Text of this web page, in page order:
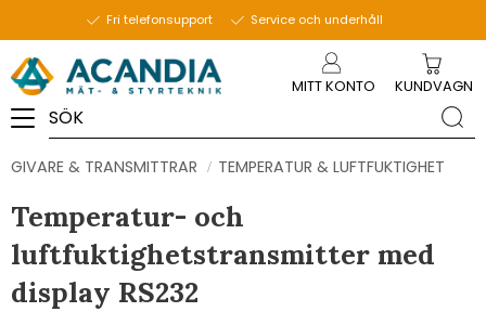
Fri telefonsupport Service och underhåll
MITT KONTO KUNDVAGN
GIVARE & TRANSMITTRAR TEMPERATUR & LUFTFUKTIGHET
Temperatur- och
luftfuktighetstransmitter med
display RS232